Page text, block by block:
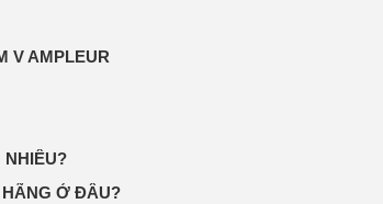
V AMPLEUR
NHIÊU?
HÃNG Ở ĐÂU?